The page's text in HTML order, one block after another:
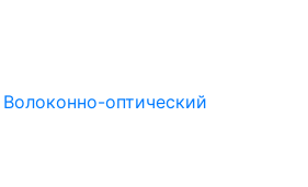
Волоконно-оптический